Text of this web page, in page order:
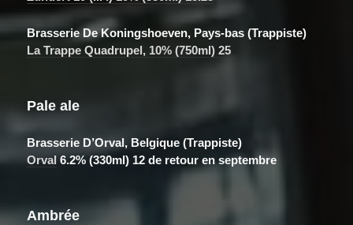
Brasserie De Koningshoeven, Pays-bas (Trappiste)
La Trappe Quadrupel, 10% (750ml) 25
Pale ale
Brasserie D’Orval, Belgique (Trappiste)
Orval 6.2% (330ml) 12 de retour en septembre
Ambrée